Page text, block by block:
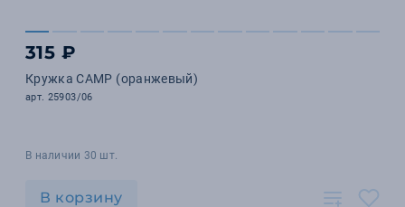
315 ₽
Кружка CAMP (оранжевый)
арт. 25903/06
В наличии 30 шт.
В корзину